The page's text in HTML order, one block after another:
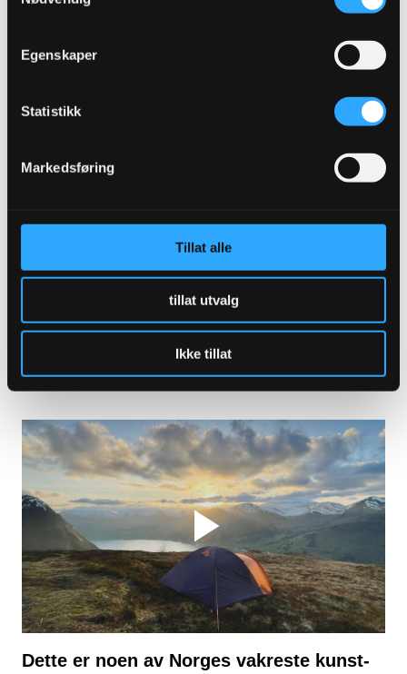
Egenskaper
Statistikk
Markedsføring
Tillat alle
tillat utvalg
Ikke tillat
Dette er noen av Norges vakreste kunst-